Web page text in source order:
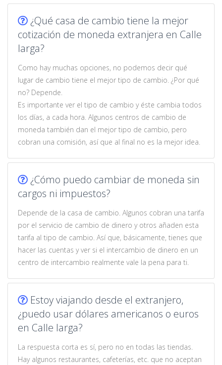
¿Qué casa de cambio tiene la mejor
cotización de moneda extranjera en Calle
larga?
Como hay muchas opciones, no podemos decir qué
lugar de cambio tiene el mejor tipo de cambio. ¿Por qué
no? Depende.
Es importante ver el tipo de cambio y éste cambia todos
los días, a cada hora. Algunos centros de cambio de
moneda también dan el mejor tipo de cambio, pero
cobran una comisión, así que al final no es la mejor idea.
¿Cómo puedo cambiar de moneda sin
cargos ni impuestos?
Depende de la casa de cambio. Algunos cobran una tarifa
por el servicio de cambio de dinero y otros añaden esta
tarifa al tipo de cambio. Así que, básicamente, tienes que
hacer las cuentas y ver si el intercambio de dinero en un
centro de intercambio realmente vale la pena para ti.
Estoy viajando desde el extranjero,
¿puedo usar dólares americanos o euros
en Calle larga?
La respuesta corta es sí, pero no en todas las tiendas.
Hay algunos restaurantes, cafeterías, etc. que no aceptan